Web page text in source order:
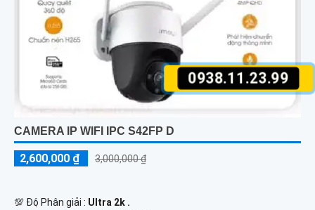
0938.11.23.99
CAMERA IP WIFI IPC S42FP D
2,600,000 ₫ 3,000,000 ₫
💯 Độ Phân giải : Ultra 2k .